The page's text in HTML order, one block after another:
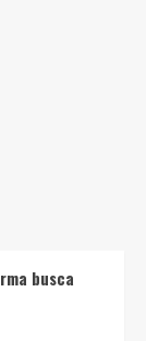
busca